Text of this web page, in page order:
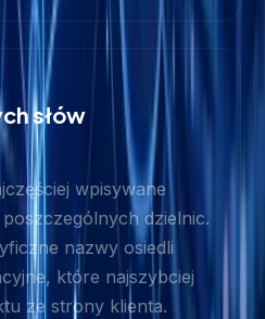
słów
wpisywane
dzielnic.
nazwy osiedli
które najszybciej
ze strony klienta.